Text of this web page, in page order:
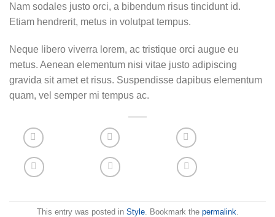
Nam sodales justo orci, a bibendum risus tincidunt id.
Etiam hendrerit, metus in volutpat tempus.
Neque libero viverra lorem, ac tristique orci augue eu
metus. Aenean elementum nisi vitae justo adipiscing
gravida sit amet et risus. Suspendisse dapibus elementum
quam, vel semper mi tempus ac.
This entry was posted in Style. Bookmark the permalink